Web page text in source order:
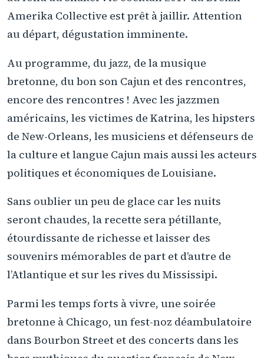
Amerika Collective est prêt à jaillir. Attention
au départ, dégustation imminente.
Au programme, du jazz, de la musique
bretonne, du bon son Cajun et des rencontres,
encore des rencontres ! Avec les jazzmen
américains, les victimes de Katrina, les hipsters
de New-Orleans, les musiciens et défenseurs de
la culture et langue Cajun mais aussi les acteurs
politiques et économiques de Louisiane.
Sans oublier un peu de glace car les nuits
seront chaudes, la recette sera pétillante,
étourdissante de richesse et laisser des
souvenirs mémorables de part et d’autre de
l’Atlantique et sur les rives du Mississipi.
Parmi les temps forts à vivre, une soirée
bretonne à Chicago, un fest-noz déambulatoire
dans Bourbon Street et des concerts dans les